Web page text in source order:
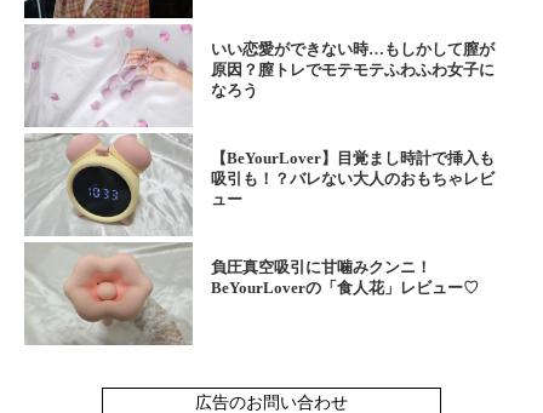
いい恋愛ができない時…もしかして膣が
原因？膣トレでモテモテふわふわ女子に
なろう
【BeYourLover】目覚まし時計で挿入も
吸引も！？バレない大人のおもちゃレビ
ュー
負圧真空吸引に甘噛みクンニ！
BeYourLoverの「食人花」レビュー♡
広告のお問い合わせ